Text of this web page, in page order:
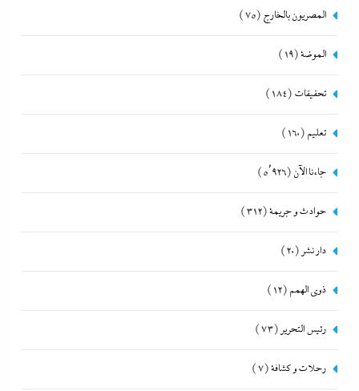
المصريون بالخارج (75)
الموضة(19)
تحقيقات (184)
تعليم (160)
جاءنا الآن (5٬926)
حوادث و جريمة(312)
دار نشر (20)
ذوى الهمم (12)
رئيس التحرير (73)
رحلات و كشافة(7)